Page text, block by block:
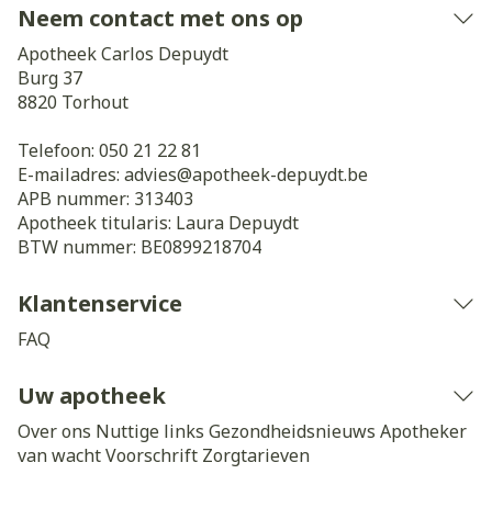
Neem contact met ons op
Apotheek Carlos Depuydt
Burg 37
8820 Torhout
Telefoon: 050 21 22 81
E-mailadres: advies@apotheek-depuydt.be
APB nummer: 313403
Apotheek titularis: Laura Depuydt
BTW nummer: BE0899218704
Klantenservice
FAQ
Uw apotheek
Over ons Nuttige links Gezondheidsnieuws Apotheker
van wachtVoorschrift Zorgtarieven